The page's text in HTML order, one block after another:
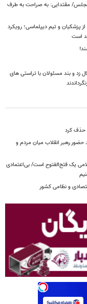
مجلس/ مقتدایی: به صراحت به طرف
پزشکیان و تیم دیپلماسی؛ رویکرد
است
و بند مسئولان با تراستی های
حذف کرد
حضور رهبر انقلاب میان مردم و
یک فتح‌الفتوح است/ بی‌اعتمادی
و نظامی کشور